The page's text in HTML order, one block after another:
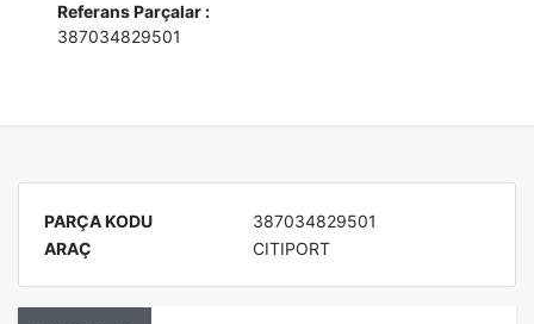
Referans Parçalar :
387034829501
PARÇA KODU
387034829501
ARAÇ
CITIPORT